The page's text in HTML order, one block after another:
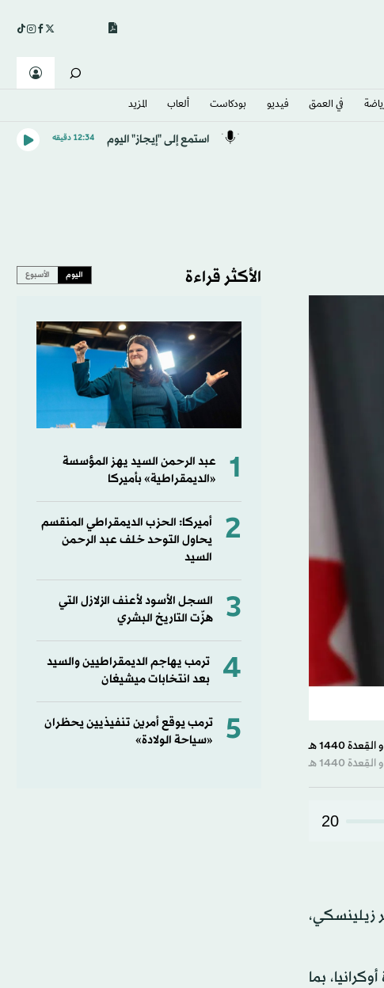
في العمق فيديو بودكاست ألعاب المزيد
استمع إلى "إيجاز" اليوم 12:34 دقيقه
20
زيلينسكي،
بما
الأكثر قراءة اليوم الأسبوع
1
عبد الرحمن السيد يهز المؤسسة
«الديمقراطية» بأميركا
2
أميركا: الحزب الديمقراطي المنقسم
يحاول التوحد خلف عبد الرحمن
السيد
3
السجل الأسود لأعنف الزلازل التي
هزّت التاريخ البشري
4
ترمب يهاجم الديمقراطيين والسيد
بعد انتخابات ميشيغان
5
ترمب يوقع أمرين تنفيذيين يحظران
«سياحة الولادة»